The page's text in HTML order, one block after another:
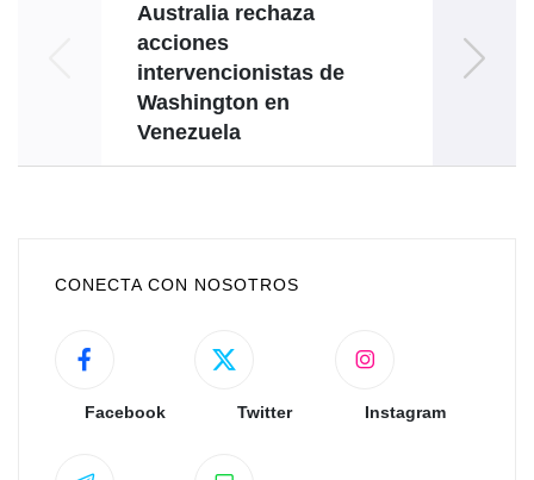
Australia rechaza
acciones
intervencionistas de
Washington en
Venezuela
CONECTA CON NOSOTROS
Facebook Twitter Instagram